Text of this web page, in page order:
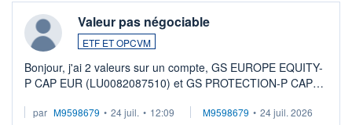
Valeur pas négociable
ETF ET OPCVM
Bonjour, j'ai 2 valeurs sur un compte, GS EUROPE EQUITY-
P CAP EUR (LU0082087510) et GS PROTECTION-P CAP
veux procéder à la vente, on me signale ...
par M9598679 • 24 juil. • 12:09 M9598679 • 24 juil. 2026